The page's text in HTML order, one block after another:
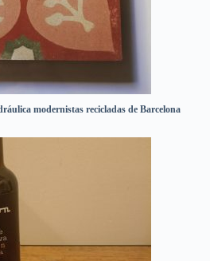
modernistas recicladas de Barcelona